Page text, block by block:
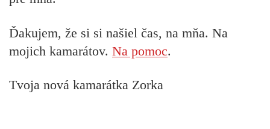
Ďakujem, že si si našiel čas, na mňa. Na
mojich kamarátov. Na pomoc.
Tvoja nová kamarátka Zorka